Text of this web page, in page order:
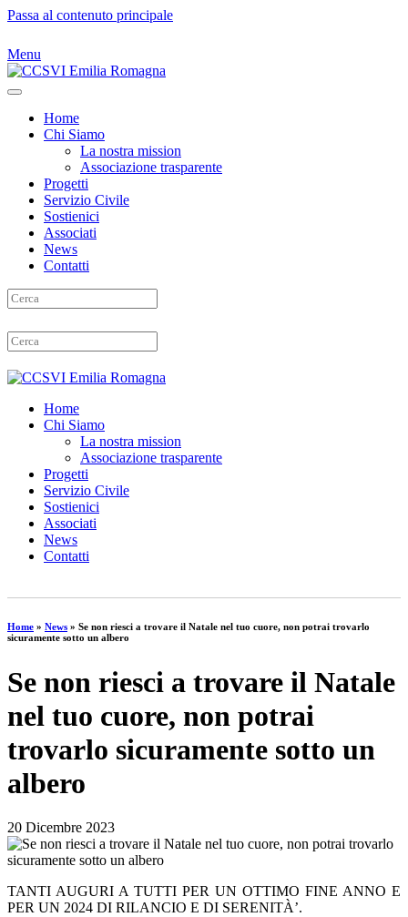
Passa al contenuto principale
Menu
Home
Chi Siamo
La nostra mission
Associazione trasparente
Progetti
Servizio Civile
Sostienici
Associati
News
Contatti
Home
Chi Siamo
La nostra mission
Associazione trasparente
Progetti
Servizio Civile
Sostienici
Associati
News
Contatti
Home » News » Se non riesci a trovare il Natale nel tuo cuore, non potrai trovarlo
sicuramente sotto un albero
Se non riesci a trovare il Natale
nel tuo cuore, non potrai
trovarlo sicuramente sotto un
albero
20 Dicembre 2023
TANTI AUGURI A TUTTI PER UN OTTIMO FINE ANNO E
PER UN 2024 DI RILANCIO E DI SERENITÀ’.